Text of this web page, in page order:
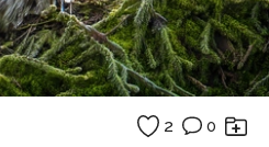
2 0